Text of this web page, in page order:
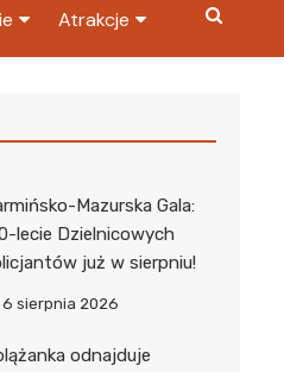
Atrakcje
Mazurska Gala:
lecie Dzielnicowych
już w sierpniu!
6 sierpnia 2026
odnajduje